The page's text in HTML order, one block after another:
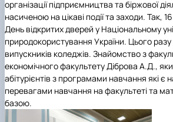
організації підприємництва та біржової
насиченою на цікаві події та заходи. Так,
День відкритих дверей у Національному
природокористування України. Цього
випускників коледжів. Знайомство з
економічного факультету Діброва А.Д.,
абітурієнтів з програмами навчання які є
перевагами навчання на факультеті та
базою.